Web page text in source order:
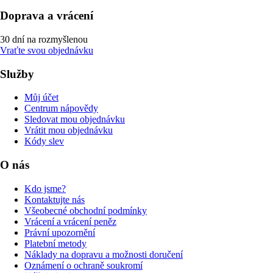
Doprava a vrácení
30 dní na rozmyšlenou
Vraťte svou objednávku
Služby
Můj účet
Centrum nápovědy
Sledovat mou objednávku
Vrátit mou objednávku
Kódy slev
O nás
Kdo jsme?
Kontaktujte nás
Všeobecné obchodní podmínky
Vrácení a vrácení peněz
Právní upozornění
Platební metody
Náklady na dopravu a možnosti doručení
Oznámení o ochraně soukromí